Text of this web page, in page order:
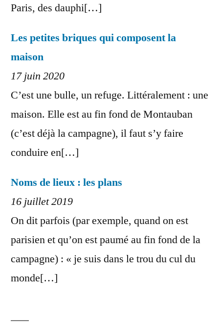
Paris, des dauphi[…]
Les petites briques qui composent la
maison
17 juin 2020
C’est une bulle, un refuge. Littéralement : une
maison. Elle est au fin fond de Montauban
(c’est déjà la campagne), il faut s’y faire
conduire en[…]
Noms de lieux : les plans
16 juillet 2019
On dit parfois (par exemple, quand on est
parisien et qu’on est paumé au fin fond de la
campagne) : « je suis dans le trou du cul du
monde[…]